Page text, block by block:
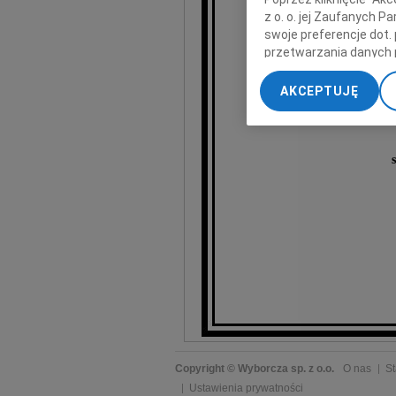
Rodzinie,
Copyright © Wyborcza sp. z o.o. O nas
Ustawienia prywatności
z o. o. jej Zaufanych
swoje preferencje dot.
przetwarzania danych
„Ustawienia
My, nasi Zaufani
dokładnych danych
Przechowywanie
treści, badnie
AKCEPTUJĘ